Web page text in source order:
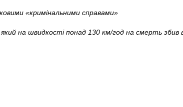
«кримінальними справами»
який на швидкості понад 130 км/год на смерть збив